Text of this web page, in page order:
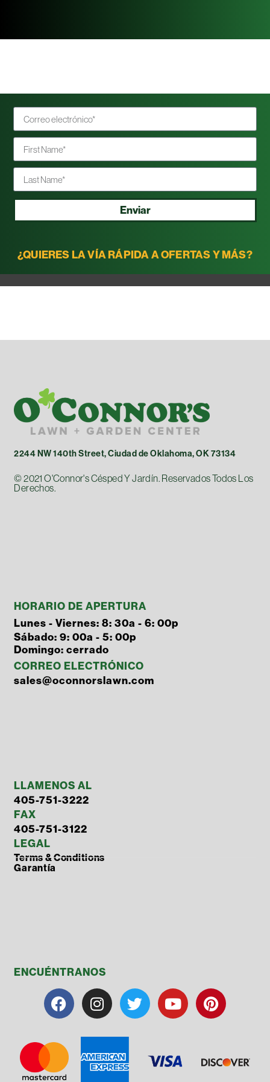
¿QUIERES LA VÍA RÁPIDA A OFERTAS Y MÁS?
Enviar
2244 NW 140th Street, Ciudad de Oklahoma, OK 73134
© 2021 O'Connor's Césped Y Jardín. Reservados Todos Los
Derechos.
HORARIO DE APERTURA
Lunes - Viernes: 8: 30a - 6: 00p
Sábado: 9: 00a - 5: 00p
Domingo: cerrado
CORREO ELECTRÓNICO
sales@oconnorslawn.com
LLAMENOS AL
405-751-3222
FAX
405-751-3122
LEGAL
Terms & Conditions
Garantía
ENCUÉNTRANOS